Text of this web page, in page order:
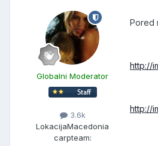
Globalni Moderator
3.6k
LokacijaMacedonia
carpteam:
Pored
http://
http://